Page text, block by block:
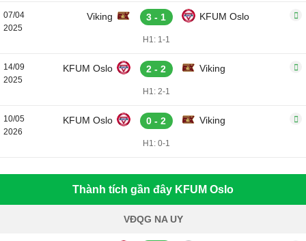
07/04
2025
Viking 3 - 1 KFUM Oslo
H1: 1-1
14/09
2025
KFUM Oslo 2 - 2 Viking
H1: 2-1
10/05
2026
KFUM Oslo 0 - 2 Viking
H1: 0-1
Thành tích gần đây KFUM Oslo
VĐQG NA UY